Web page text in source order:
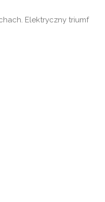
Elektryczny triumf